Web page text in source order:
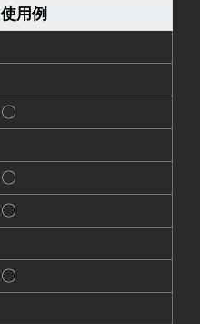
使用例
〇
〇
〇
〇